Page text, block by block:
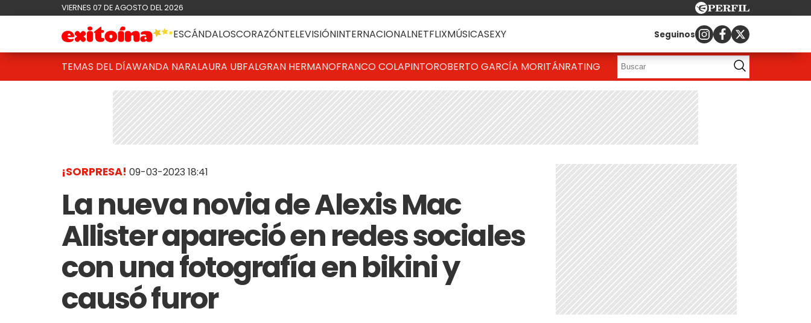
VIERNES 07 DE AGOSTO DEL 2026
ESCÁNDALOSCORAZÓNTELEVISIÓNINTERNACIONALNETFLIXMÚSICASEXY Seguinos
TEMAS DEL DÍAWANDA NARALAURA UBFALGRAN HERMANOFRANCO COLAPINTOROBERTO GARCÍA MORITÁNRATING
¡SORPRESA! 09-03-2023 18:41
La nueva novia de Alexis Mac
Allister apareció en redes sociales
con una fotografía en bikini y
causó furor